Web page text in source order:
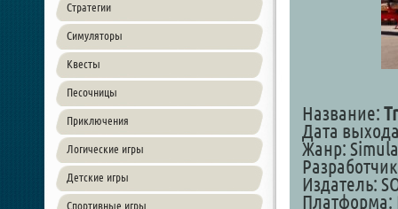
Стратегии
Симуляторы
Квесты
Песочницы
Приключения
Логические игры
Детские игры
Спортивные игры
Название:
Дата
Жанр:
Издатель:
Платформа: